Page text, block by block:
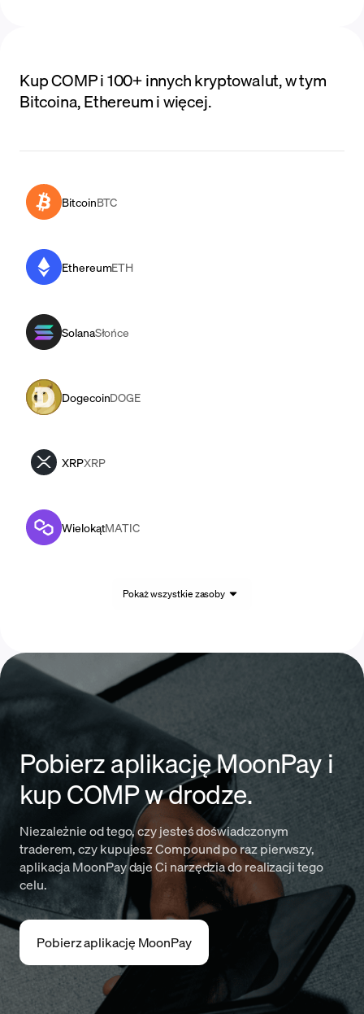
Kup COMP i 100+ innych kryptowalut, w tym
Bitcoina, Ethereum i więcej.
BitcoinBTC
EthereumETH
SolanaSłońce
DogecoinDOGE
XRPXRP
WielokątMATIC
Pokaż wszystkie zasoby
Pobierz aplikację MoonPay i
kup COMP w drodze.
Niezależnie od tego, czy jesteś doświadczonym
traderem, czy kupujesz Compound po raz pierwszy,
aplikacja MoonPay daje Ci narzędzia do realizacji tego
celu.
Pobierz aplikację MoonPay